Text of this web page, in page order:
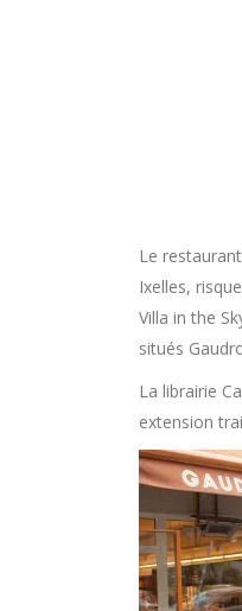
Le
Ixelles,
Villa in the
situés
La librairie
extension